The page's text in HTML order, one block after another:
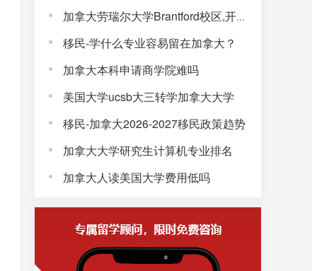
加拿大劳瑞尔大学Brantford校区,开启通往未来的大学生活!
移民-学什么专业容易留在加拿大？
加拿大本科申请商学院难吗
美国大学ucsb大三转学加拿大大学
移民-加拿大2026-2027移民政策趋势
加拿大大学研究生计算机专业排名
加拿大人读美国大学费用低吗